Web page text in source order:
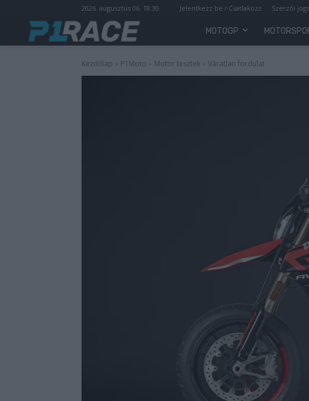
2026. augusztus 06. 18:30 Jelentkezz be / Csatlakozz Szerzői
MOTOGP
Kezdőlap P1Moto Motor tesztek Váratlan fordulat